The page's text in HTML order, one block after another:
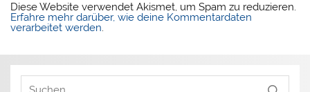
Diese Website verwendet Akismet, um Spam zu reduzieren.
Erfahre mehr darüber, wie deine Kommentardaten
verarbeitet werden.